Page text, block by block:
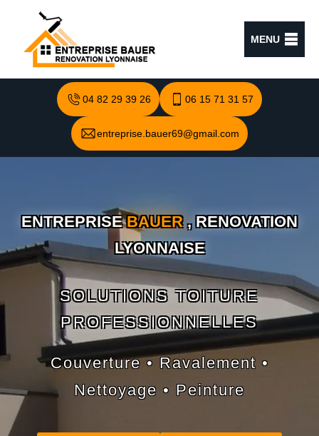
MENU
04 82 29 39 26 06 15 71 31 57
entreprise.bauer69@gmail.com
ENTREPRISEBAUER, RENOVATION
LYONNAISE
SOLUTIONS TOITURE
PROFESSIONNELLES
Couverture • Ravalement •
Nettoyage • Peinture